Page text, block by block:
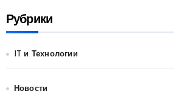
Рубрики
IT и Технологии
Новости